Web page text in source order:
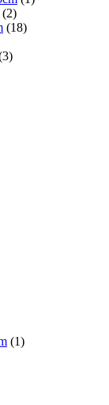
(2)
(18)
(1)